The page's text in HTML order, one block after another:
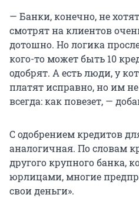
— Банки, конечно, не
смотрят на клиентов
дотошно. Но логика
кого-то может быть 10
одобрят. А есть люди, у
платят исправно, но им
всегда: как повезет, —
С одобрением кредитов
аналогичная. По словам
другого крупного банка,
юрлицами, многие
свои деньги».